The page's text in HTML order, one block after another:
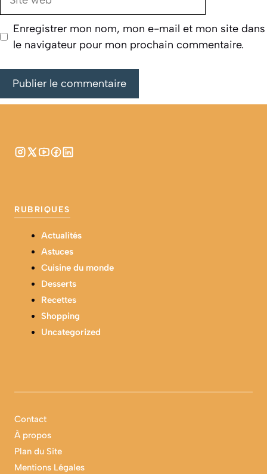
Enregistrer mon nom, mon e-mail et mon site dans
le navigateur pour mon prochain commentaire.
RUBRIQUES
Actualités
Astuces
Cuisine du monde
Desserts
Recettes
Shopping
Uncategorized
Contact
À propos
Plan du Site
Mentions Légales